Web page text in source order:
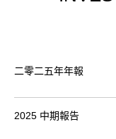
二零二五年年報
2025 中期報告